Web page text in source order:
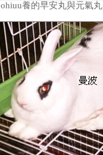
ohiuu養的早安丸與元氣丸